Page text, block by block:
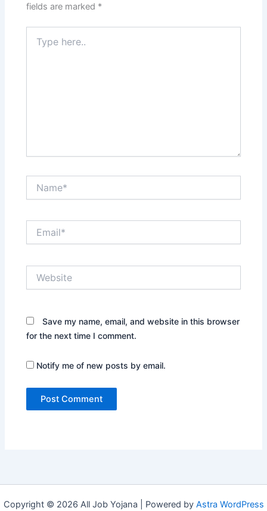
fields are marked *
here..
Save my name, email, and website in this browser
for the next time I comment.
Notify me of new posts by email.
Copyright © 2026 All Job Yojana | Powered by Astra WordPress